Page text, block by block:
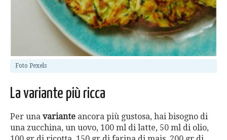
Foto Pexels
La variante più ricca
Per una variante ancora più gustosa, hai bisogno di
una zucchina, un uovo, 100 ml di latte, 50 ml di olio,